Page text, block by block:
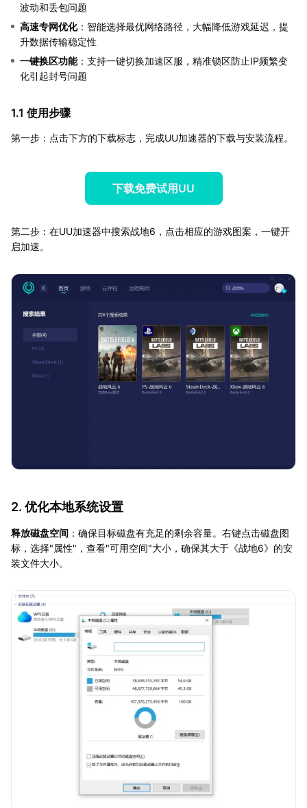
波动和丢包问题
高速专网优化：智能选择最优网络路径，大幅降低游戏延迟，提
升数据传输稳定性
一键换区功能：支持一键切换加速区服，精准锁区防止IP频繁变
化引起封号问题
1.1 使用步骤
第一步：点击下方的下载标志，完成UU加速器的下载与安装流程。
下载免费试用UU
第二步：在UU加速器中搜索战地6，点击相应的游戏图案，一键开
启加速。
2. 优化本地系统设置
释放磁盘空间 ：确保目标磁盘有充足的剩余容量。右键点击磁盘图
标，选择"属性"，查看"可用空间"大小，确保其大于《战地6》的安
装文件大小。